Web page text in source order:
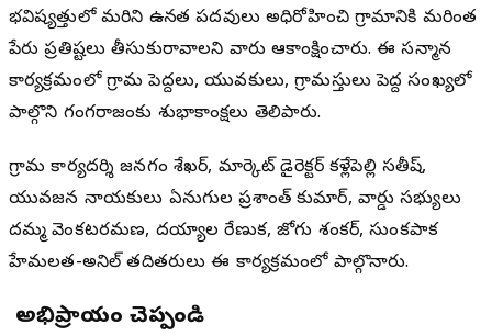
భవిష్యత్తులో మరిన్ని ఉన్నత పదవులు అధిరోహించి గ్రామానికి మరింత
పేరు ప్రతిష్టలు తీసుకురావాలని వారు ఆకాంక్షించారు. ఈ సన్మాన
కార్యక్రమంలో గ్రామ పెద్దలు, యువకులు, గ్రామస్తులు పెద్ద సంఖ్యలో
పాల్గొని గంగరాజంకు శుభాకాంక్షలు తెలిపారు.
గ్రామ కార్యదర్శి జనగం శేఖర్, మార్కెట్ డైరెక్టర్ కళ్లేపెల్లి సతీష్,
యువజన నాయకులు ఏనుగుల ప్రశాంత్ కుమార్, వార్డు సభ్యులు
దమ్మ వెంకటరమణ, దయ్యాల రేణుక, జోగు శంకర్, సుంకపాక
హేమలత-అనిల్ తదితరులు ఈ కార్యక్రమంలో పాల్గొన్నారు.
మీ అభిప్రాయం చెప్పండి